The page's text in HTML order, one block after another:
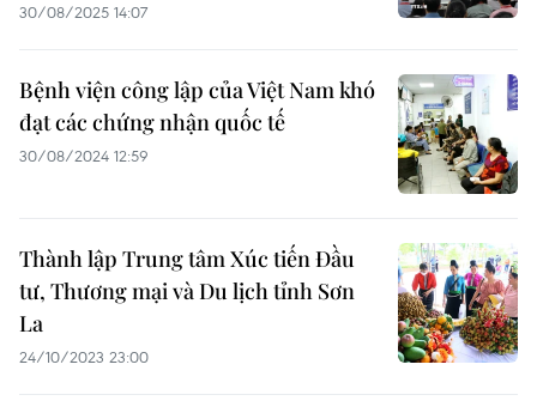
30/08/2025 14:07
Bệnh viện công lập của Việt Nam khó
đạt các chứng nhận quốc tế
30/08/2024 12:59
Thành lập Trung tâm Xúc tiến Đầu
tư, Thương mại và Du lịch tỉnh Sơn
La
24/10/2023 23:00